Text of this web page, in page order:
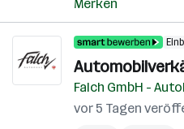
Merken
Falch GmbH -
vor 5 Tagen